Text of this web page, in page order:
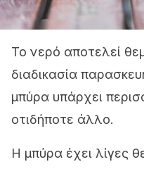
Το νερό αποτελεί
διαδικασία
μπύρα υπάρχει
οτιδήποτε άλλο.
Η μπύρα έχει λίγες